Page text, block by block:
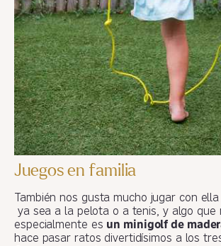
Juegos en familia
También nos gusta mucho jugar con
ya sea a la pelota o a tenis, y algo que
especialmente es un minigolf de
hace pasar ratos divertidísimos a los